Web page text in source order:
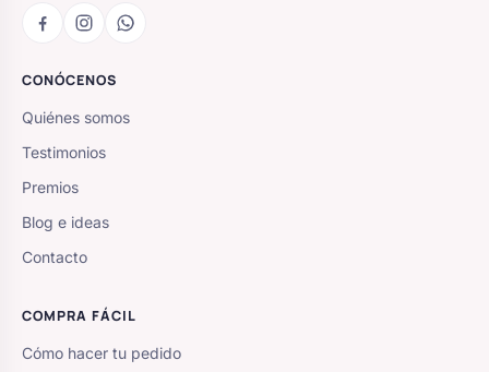
CONÓCENOS
Quiénes somos
Testimonios
Premios
Blog e ideas
Contacto
COMPRA FÁCIL
Cómo hacer tu pedido